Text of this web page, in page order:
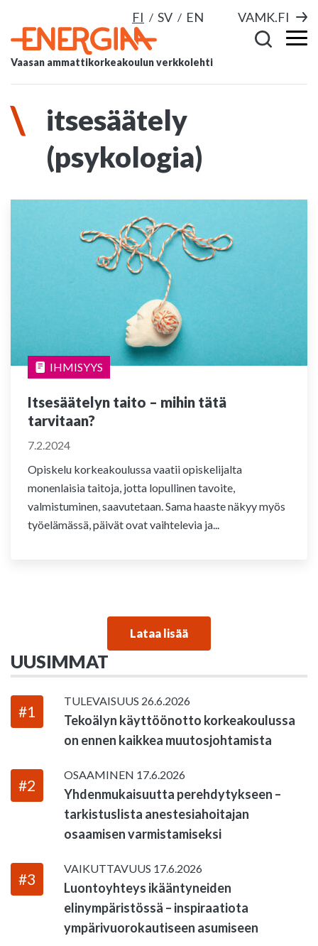
FI SV EN VAMK.FI
Vaasan ammattikorkeakoulun verkkolehti
itsesäätely
(psykologia)
IHMISYYS
Itsesäätelyn taito – mihin tätä
tarvitaan?
7.2.2024
Opiskelu korkeakoulussa vaatii opiskelijalta
monenlaisia taitoja, jotta lopullinen tavoite,
valmistuminen, saavutetaan. Sama haaste näkyy myös
työelämässä, päivät ovat vaihtelevia ja...
Lataa lisää
UUSIMMAT
#1
TULEVAISUUS 26.6.2026
Tekoälyn käyttöönotto korkeakoulussa
on ennen kaikkea muutosjohtamista
#2
OSAAMINEN 17.6.2026
Yhdenmukaisuutta perehdytykseen –
tarkistuslista anestesiahoitajan
osaamisen varmistamiseksi
#3
VAIKUTTAVUUS 17.6.2026
Luontoyhteys ikääntyneiden
elinympäristössä – inspiraatiota
ympärivuorokautiseen asumiseen